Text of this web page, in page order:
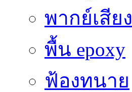
พากย์เสียง
พื้น epoxy
ฟ้องทนาย